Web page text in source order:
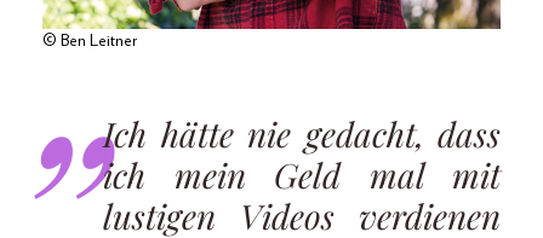
© Ben Leitner
Ich hätte nie gedacht, dass
ich mein Geld mal mit
lustigen Videos verdienen